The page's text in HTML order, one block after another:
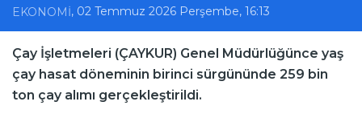
EKONOMİ, 02 Temmuz 2026 Perşembe, 16:13
Çay İşletmeleri (ÇAYKUR) Genel Müdürlüğünce yaş
çay hasat döneminin birinci sürgününde 259 bin
ton çay alımı gerçekleştirildi.